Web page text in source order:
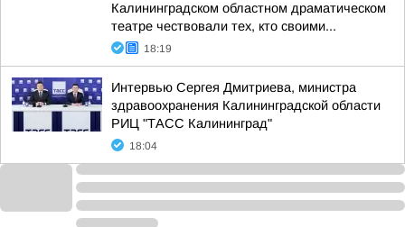
Калининградском областном драматическом
театре чествовали тех, кто своими...
18:19
Интервью Сергея Дмитриева, министра
здравоохранения Калининградской области
РИЦ "ТАСС Калининград"
18:04